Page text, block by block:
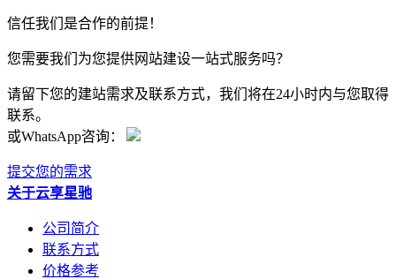
信任我们是合作的前提！
您需要我们为您提供网站建设一站式服务吗？
请留下您的建站需求及联系方式，我们将在24小时内与您取得
联系。
或WhatsApp咨询：
提交您的需求
关于云享星驰
公司简介
联系方式
价格参考